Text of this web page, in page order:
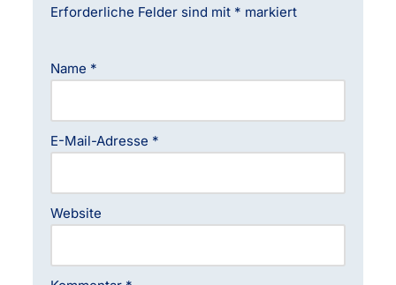
Erforderliche Felder sind mit * markiert
Name *
E-Mail-Adresse *
Website